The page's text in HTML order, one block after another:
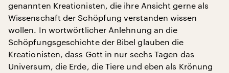
genannten Kreationisten, die ihre Ansicht gerne als
Wissenschaft der Schöpfung verstanden wissen
wollen. In wortwörtlicher Anlehnung an die
Schöpfungsgeschichte der Bibel glauben die
Kreationisten, dass Gott in nur sechs Tagen das
Universum, die Erde, die Tiere und eben als Krönung